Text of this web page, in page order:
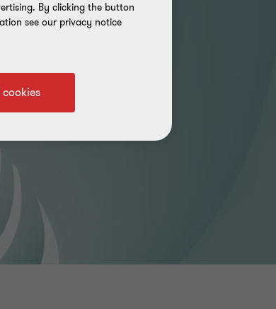
By clicking the button
see our privacy notice